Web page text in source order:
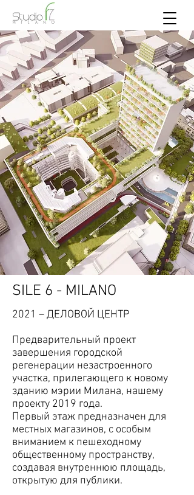
SILE 6 - MILANO
2021 – ДЕЛОВОЙ ЦЕНТР
Предварительный проект
завершения городской
регенерации незастроенного
участка, прилегающего к новому
зданию мэрии Милана, нашему
проекту 2019 года.
Первый этаж предназначен для
местных магазинов, с особым
вниманием к пешеходному
общественному пространству,
создавая внутреннюю площадь,
открытую для публики.